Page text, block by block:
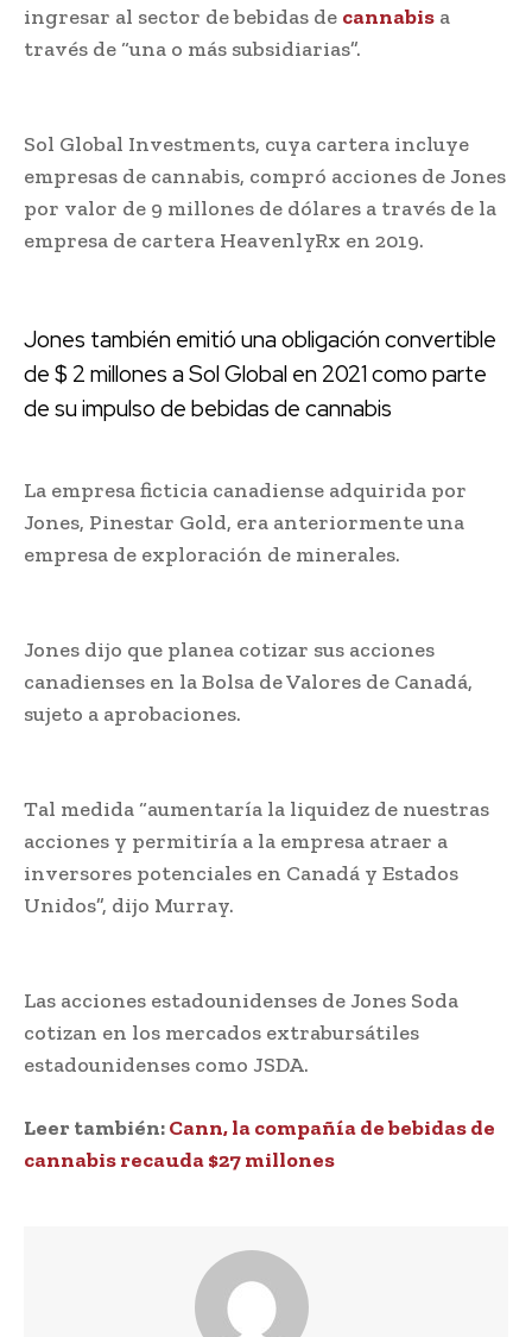
ingresar al sector de bebidas de cannabis a
través de “una o más subsidiarias”.
Sol Global Investments, cuya cartera incluye
empresas de cannabis, compró acciones de Jones
por valor de 9 millones de dólares a través de la
empresa de cartera HeavenlyRx en 2019.
Jones también emitió una obligación convertible
de $ 2 millones a Sol Global en 2021 como parte
de su impulso de bebidas de cannabis
La empresa ficticia canadiense adquirida por
Jones, Pinestar Gold, era anteriormente una
empresa de exploración de minerales.
Jones dijo que planea cotizar sus acciones
canadienses en la Bolsa de Valores de Canadá,
sujeto a aprobaciones.
Tal medida “aumentaría la liquidez de nuestras
acciones y permitiría a la empresa atraer a
inversores potenciales en Canadá y Estados
Unidos”, dijo Murray.
Las acciones estadounidenses de Jones Soda
cotizan en los mercados extrabursátiles
estadounidenses como JSDA.
Leer también:Cann, la compañía de bebidas de
cannabis recauda $27 millones